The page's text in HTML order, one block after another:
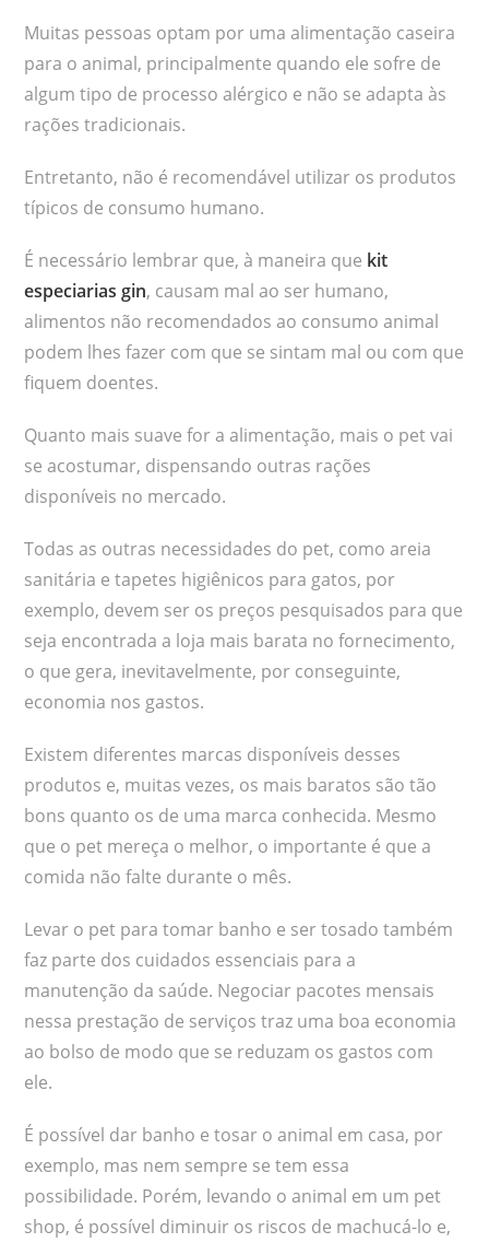
Muitas pessoas optam por uma alimentação caseira
para o animal, principalmente quando ele sofre de
algum tipo de processo alérgico e não se adapta às
rações tradicionais.
Entretanto, não é recomendável utilizar os produtos
típicos de consumo humano.
É necessário lembrar que, à maneira que kit
especiarias gin, causam mal ao ser humano,
alimentos não recomendados ao consumo animal
podem lhes fazer com que se sintam mal ou com que
fiquem doentes.
Quanto mais suave for a alimentação, mais o pet vai
se acostumar, dispensando outras rações
disponíveis no mercado.
Todas as outras necessidades do pet, como areia
sanitária e tapetes higiênicos para gatos, por
exemplo, devem ser os preços pesquisados para que
seja encontrada a loja mais barata no fornecimento,
o que gera, inevitavelmente, por conseguinte,
economia nos gastos.
Existem diferentes marcas disponíveis desses
produtos e, muitas vezes, os mais baratos são tão
bons quanto os de uma marca conhecida. Mesmo
que o pet mereça o melhor, o importante é que a
comida não falte durante o mês.
Levar o pet para tomar banho e ser tosado também
faz parte dos cuidados essenciais para a
manutenção da saúde. Negociar pacotes mensais
nessa prestação de serviços traz uma boa economia
ao bolso de modo que se reduzam os gastos com
ele.
É possível dar banho e tosar o animal em casa, por
exemplo, mas nem sempre se tem essa
possibilidade. Porém, levando o animal em um pet
shop, é possível diminuir os riscos de machucá-lo e,